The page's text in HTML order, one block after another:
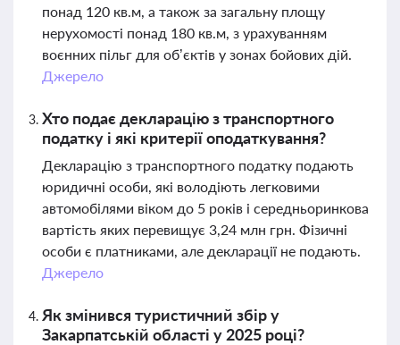
понад 120 кв.м, а також за загальну площу
нерухомості понад 180 кв.м, з урахуванням
воєнних пільг для об’єктів у зонах бойових дій.
Джерело
Хто подає декларацію з транспортного
податку і які критерії оподаткування?
Декларацію з транспортного податку подають
юридичні особи, які володіють легковими
автомобілями віком до 5 років і середньоринкова
вартість яких перевищує 3,24 млн грн. Фізичні
особи є платниками, але декларації не подають.
Джерело
Як змінився туристичний збір у
Закарпатській області у 2025 році?